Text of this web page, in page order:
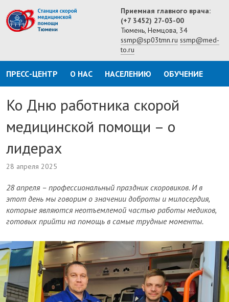
Приемная главного врача:
(+7 3452) 27-03-00
Тюмень, Немцова, 34
ssmp@sp03tmn.ru ssmp@med-
to.ru
ПРЕСС-ЦЕНТР О НАС НАСЕЛЕНИЮ ОБУЧЕНИЕ
Ко Дню работника скорой
медицинской помощи – о
лидерах
28 апреля 2025
28 апреля – профессиональный праздник скоровиков. И в
этот день мы говорим о значении доброты и милосердия,
которые являются неотъемлемой частью работы медиков,
готовых прийти на помощь в самые трудные моменты.